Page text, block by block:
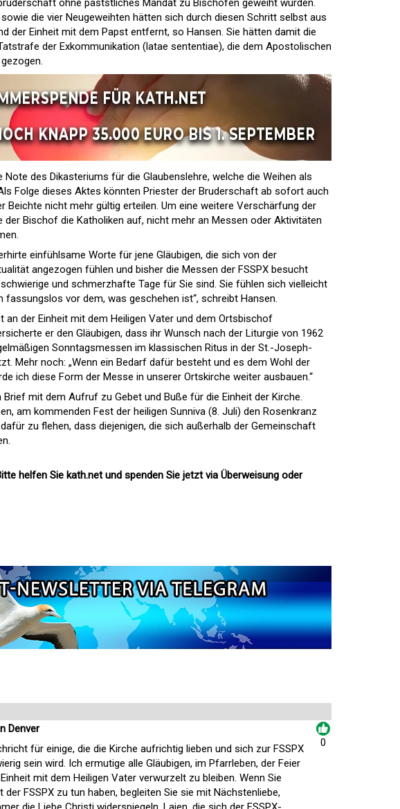
ohne päststliches Mandat zu Bischöfen geweiht wurden.
die vier Neugeweihten hätten sich durch diesen Schritt selbst aus
der Einheit mit dem Papst entfernt, so Hansen. Sie hätten damit die
der Exkommunikation (latae sententiae), die dem Apostolischen
des Dikasteriums für die Glaubenslehre, welche die Weihen als
Folge dieses Aktes könnten Priester der Bruderschaft ab sofort auch
Beichte nicht mehr gültig erteilen. Um eine weitere Verschärfung der
der Bischof die Katholiken auf, nicht mehr an Messen oder Aktivitäten
einfühlsame Worte für jene Gläubigen, die sich von der
angezogen fühlen und bisher die Messen der FSSPX besucht
und schmerzhafte Tage für Sie sind. Sie fühlen sich vielleicht
fassungslos vor dem, was geschehen ist“, schreibt Hansen.
an der Einheit mit dem Heiligen Vater und dem Ortsbischof
er den Gläubigen, dass ihr Wunsch nach der Liturgie von 1962
Sonntagsmessen im klassischen Ritus in der St.-Joseph-
Mehr noch: „Wenn ein Bedarf dafür besteht und es dem Wohl der
ich diese Form der Messe in unserer Ortskirche weiter ausbauen.“
mit dem Aufruf zu Gebet und Buße für die Einheit der Kirche.
am kommenden Fest der heiligen Sunniva (8. Juli) den Rosenkranz
zu flehen, dass diejenigen, die sich außerhalb der Gemeinschaft
helfen Sie kath.net und spenden Sie jetzt via Überweisung oder
Denver
für einige, die die Kirche aufrichtig lieben und sich zur FSSPX
sein wird. Ich ermutige alle Gläubigen, im Pfarrleben, der Feier
mit dem Heiligen Vater verwurzelt zu bleiben. Wenn Sie
der FSSPX zu tun haben, begleiten Sie sie mit Nächstenliebe,
0